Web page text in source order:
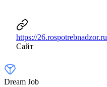
https://26.rospotrebnadzor.ru
Сайт
Dream Job